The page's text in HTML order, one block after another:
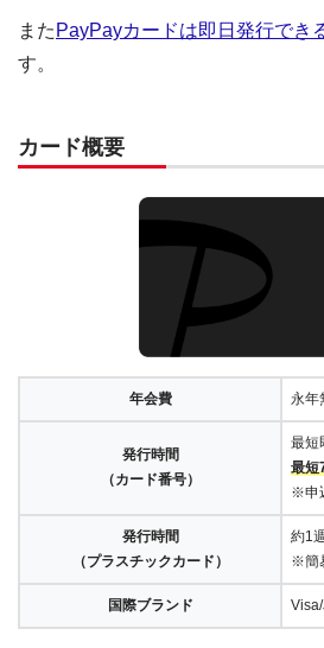
また PayPayカードは即日発行でき
す。
カード概要
年会費 永年
発行時間
（カード番号）
最短
最短
※申
発行時間
（プラスチックカード）
約1
※簡
国際ブランド